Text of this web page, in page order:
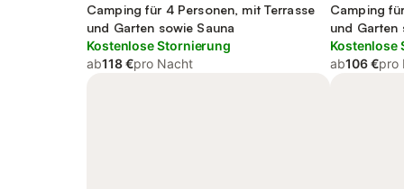
Westfalen)
Camping für 4 Personen, mit Terrasse
und Garten sowie Sauna
Kostenlose Stornierung
ab118 €pro Nacht
Camping
und Garten
Kostenlose
ab106 €pro